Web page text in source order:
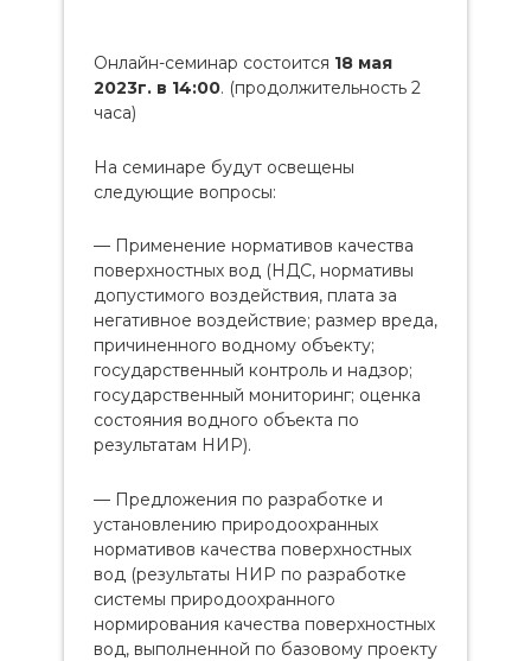
Онлайн-семинар состоится 18 мая
2023г. в 14:00. (продолжительность 2
часа)
На семинаре будут освещены
следующие вопросы:
— Применение нормативов качества
поверхностных вод (НДС, нормативы
допустимого воздействия, плата за
негативное воздействие; размер вреда,
причиненного водному объекту;
государственный контроль и надзор;
государственный мониторинг; оценка
состояния водного объекта по
результатам НИР).
— Предложения по разработке и
установлению природоохранных
нормативов качества поверхностных
вод (результаты НИР по разработке
системы природоохранного
нормирования качества поверхностных
вод, выполненной по базовому проекту